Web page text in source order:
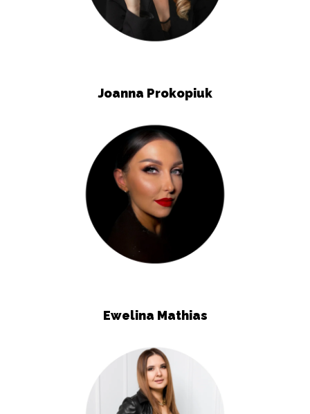
Joanna Prokopiuk
Ewelina Mathias